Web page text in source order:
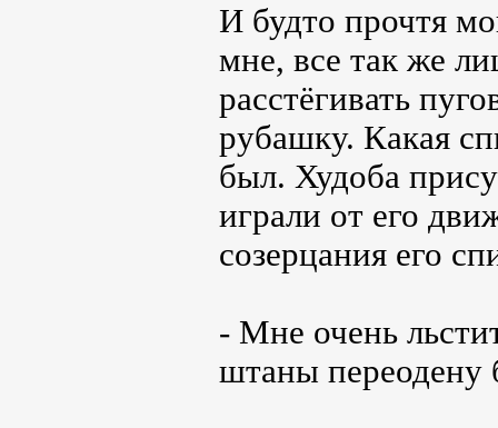
И будто прочтя
мне, все так же
расстёгивать
рубашку. Какая
был. Худоба
играли от его
созерцания его
- Мне очень
штаны переодену